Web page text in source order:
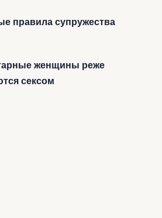
правила супружества
женщины реже
сексом